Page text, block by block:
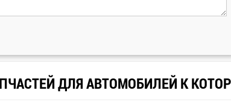
ДЛЯ АВТОМОБИЛЕЙ К